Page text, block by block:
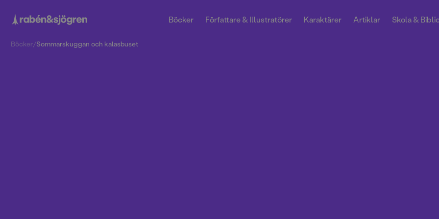
Böcker Författare & Illustratörer Karaktärer Artiklar Skola &
Böcker/Sommarskuggan och kalasbuset